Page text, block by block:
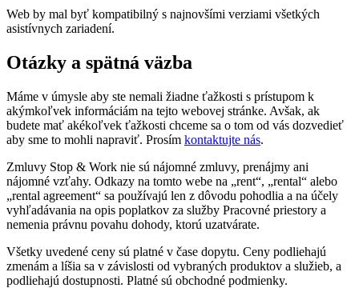
Web by mal byť kompatibilný s najnovšími verziami všetkých
asistívnych zariadení.
Otázky a spätná väzba
Máme v úmysle aby ste nemali žiadne ťažkosti s prístupom k
akýmkoľvek informáciám na tejto webovej stránke. Avšak, ak
budete mať akékoľvek ťažkosti chceme sa o tom od vás dozvedieť
aby sme to mohli napraviť. Prosím kontaktujte nás.
Zmluvy Stop & Work nie sú nájomné zmluvy, prenájmy ani
nájomné vzťahy. Odkazy na tomto webe na „rent“, „rental“ alebo
„rental agreement“ sa používajú len z dôvodu pohodlia a na účely
vyhľadávania na opis poplatkov za služby Pracovné priestory a
nemenia právnu povahu dohody, ktorú uzatvárate.
Všetky uvedené ceny sú platné v čase dopytu. Ceny podliehajú
zmenám a líšia sa v závislosti od vybraných produktov a služieb, a
podliehajú dostupnosti. Platné sú obchodné podmienky.